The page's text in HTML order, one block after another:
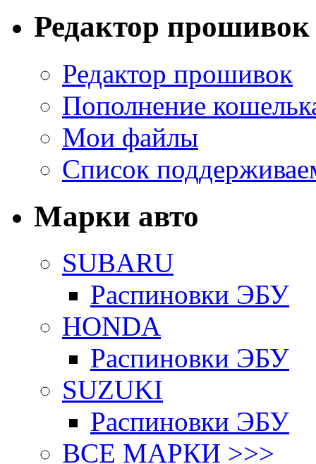
Редактор прошивок
Редактор прошивок
Пополнение
Мои файлы
Список
Марки авто
SUBARU
Распиновки ЭБУ
HONDA
Распиновки ЭБУ
SUZUKI
Распиновки ЭБУ
ВСЕ МАРКИ >>>